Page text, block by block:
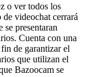
o ver todos los
videochat cerrará
se presentaran
Cuenta con una
de garantizar el
que utilizan el
Bazoocam se